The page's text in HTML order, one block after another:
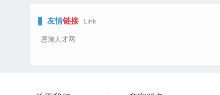
友情链接 Link
恩施人才网